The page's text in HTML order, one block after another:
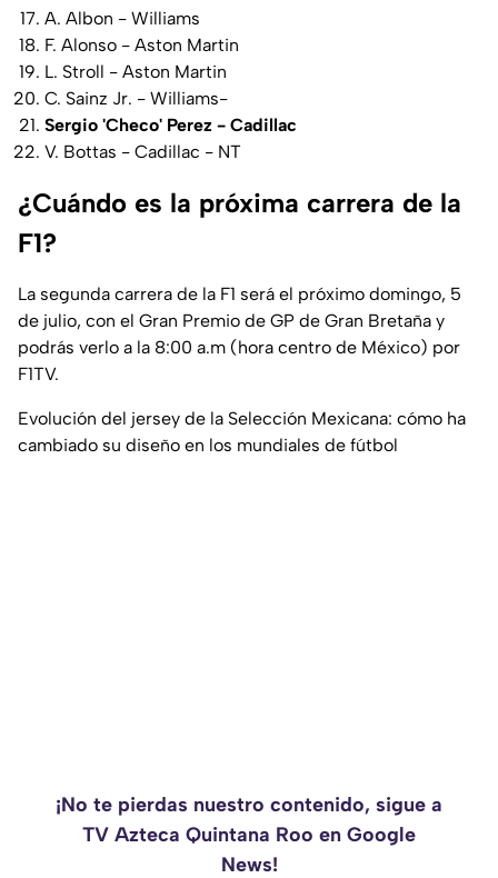
A. Albon - Williams
F. Alonso - Aston Martin
L. Stroll - Aston Martin
C. Sainz Jr. - Williams-
Sergio 'Checo' Perez - Cadillac
V. Bottas - Cadillac - NT
¿Cuándo es la próxima carrera de la
F1?
La segunda carrera de la F1 será el próximo domingo, 5
de julio, con el Gran Premio de GP de Gran Bretaña y
podrás verlo a la 8:00 a.m (hora centro de México) por
F1TV.
Evolución del jersey de la Selección Mexicana: cómo ha
cambiado su diseño en los mundiales de fútbol
¡No te pierdas nuestro contenido, sigue a
TV Azteca Quintana Roo en Google
News!